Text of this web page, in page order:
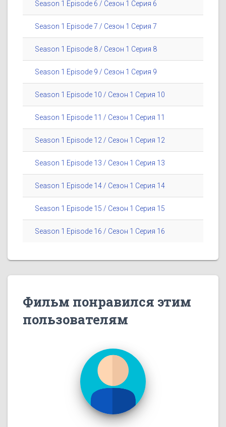
Season 1 Episode 6 / Сезон 1 Серия 6
Season 1 Episode 7 / Сезон 1 Серия 7
Season 1 Episode 8 / Сезон 1 Серия 8
Season 1 Episode 9 / Сезон 1 Серия 9
Season 1 Episode 10 / Сезон 1 Серия 10
Season 1 Episode 11 / Сезон 1 Серия 11
Season 1 Episode 12 / Сезон 1 Серия 12
Season 1 Episode 13 / Сезон 1 Серия 13
Season 1 Episode 14 / Сезон 1 Серия 14
Season 1 Episode 15 / Сезон 1 Серия 15
Season 1 Episode 16 / Сезон 1 Серия 16
Фильм понравился этим
пользователям